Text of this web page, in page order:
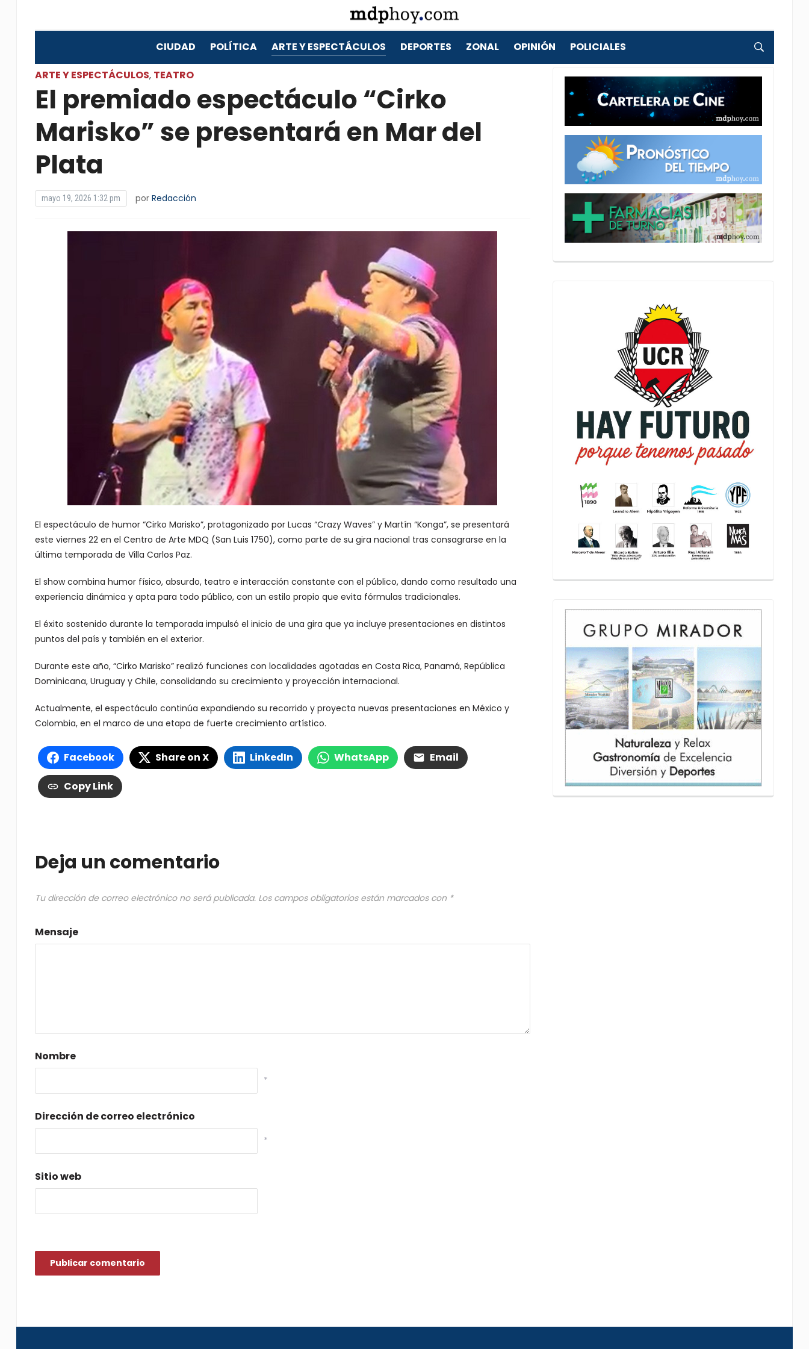
CIUDAD POLÍTICA ARTE Y ESPECTÁCULOS DEPORTES ZONAL OPINIÓN POLICIALES
ARTE Y ESPECTÁCULOS, TEATRO
El premiado espectáculo “Cirko
Marisko” se presentará en Mar del
Plata
mayo 19, 2026 1:32 pm por Redacción
El espectáculo de humor “Cirko Marisko”, protagonizado por Lucas “Crazy Waves” y Martín “Konga”, se presentará
este viernes 22 en el Centro de Arte MDQ (San Luis 1750), como parte de su gira nacional tras consagrarse en la
última temporada de Villa Carlos Paz.
El show combina humor físico, absurdo, teatro e interacción constante con el público, dando como resultado una
experiencia dinámica y apta para todo público, con un estilo propio que evita fórmulas tradicionales.
El éxito sostenido durante la temporada impulsó el inicio de una gira que ya incluye presentaciones en distintos
puntos del país y también en el exterior.
Durante este año, “Cirko Marisko” realizó funciones con localidades agotadas en Costa Rica, Panamá, República
Dominicana, Uruguay y Chile, consolidando su crecimiento y proyección internacional.
Actualmente, el espectáculo continúa expandiendo su recorrido y proyecta nuevas presentaciones en México y
Colombia, en el marco de una etapa de fuerte crecimiento artístico.
Facebook Share on X LinkedIn WhatsApp Email
Copy Link
Deja un comentario
Tu dirección de correo electrónico no será publicada. Los campos obligatorios están marcados con *
Mensaje
Nombre
*
Dirección de correo electrónico
*
Sitio web